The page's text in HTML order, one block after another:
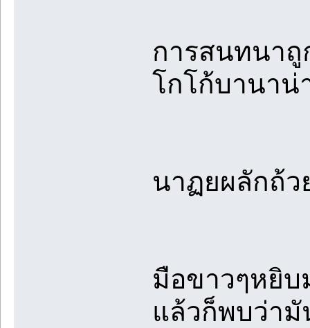
การสนทนา
โกโก้บานาน่
นาฏยผลักถ้ว
มือขาวๆหยิบ
แล้วก็พบว่ามั